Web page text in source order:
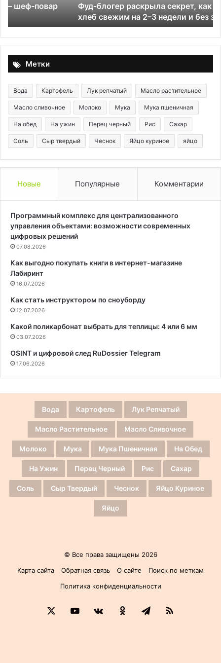
на
3
недели
и
без
заморозки
Фуд-блогер раскрыла секрет, как сохранить
хлеб свежим на 2–3 недели и без заморозки
из
Метки
Вода Картофель Лук репчатый Масло растительное
Масло сливочное Молоко Мука Мука пшеничная
На обед На ужин Перец черный Рис Сахар
Соль Сыр твердый Чеснок Яйцо куриное яйцо
Новые Популярные Комментарии
Программный комплекс для централизованного
управления объектами: возможности современных
цифровых решений
07.08.2026
Как выгодно покупать книги в интернет-магазине
Лабиринт
16.07.2026
Как стать инструктором по сноуборду
12.07.2026
Какой поликарбонат выбрать для теплицы: 4 или 6 мм
03.07.2026
OSINT и цифровой след RuDossier Telegram
17.06.2026
Вода Картофель Лук Репчатый
Масло Растительное Масло Сливочное
Молоко Мука Мука Пшеничная На Обед
На Ужин Перец Черный Рис Сахар
Соль Сыр Твердый Чеснок Яйцо Куриное
Яйцо
© Все права защищены 2026
Карта сайта
Обратная связь О сайте
Поиск по меткам
Политика конфиденциальности
YouTubevk.comОдноклассники
Telegram
RSS